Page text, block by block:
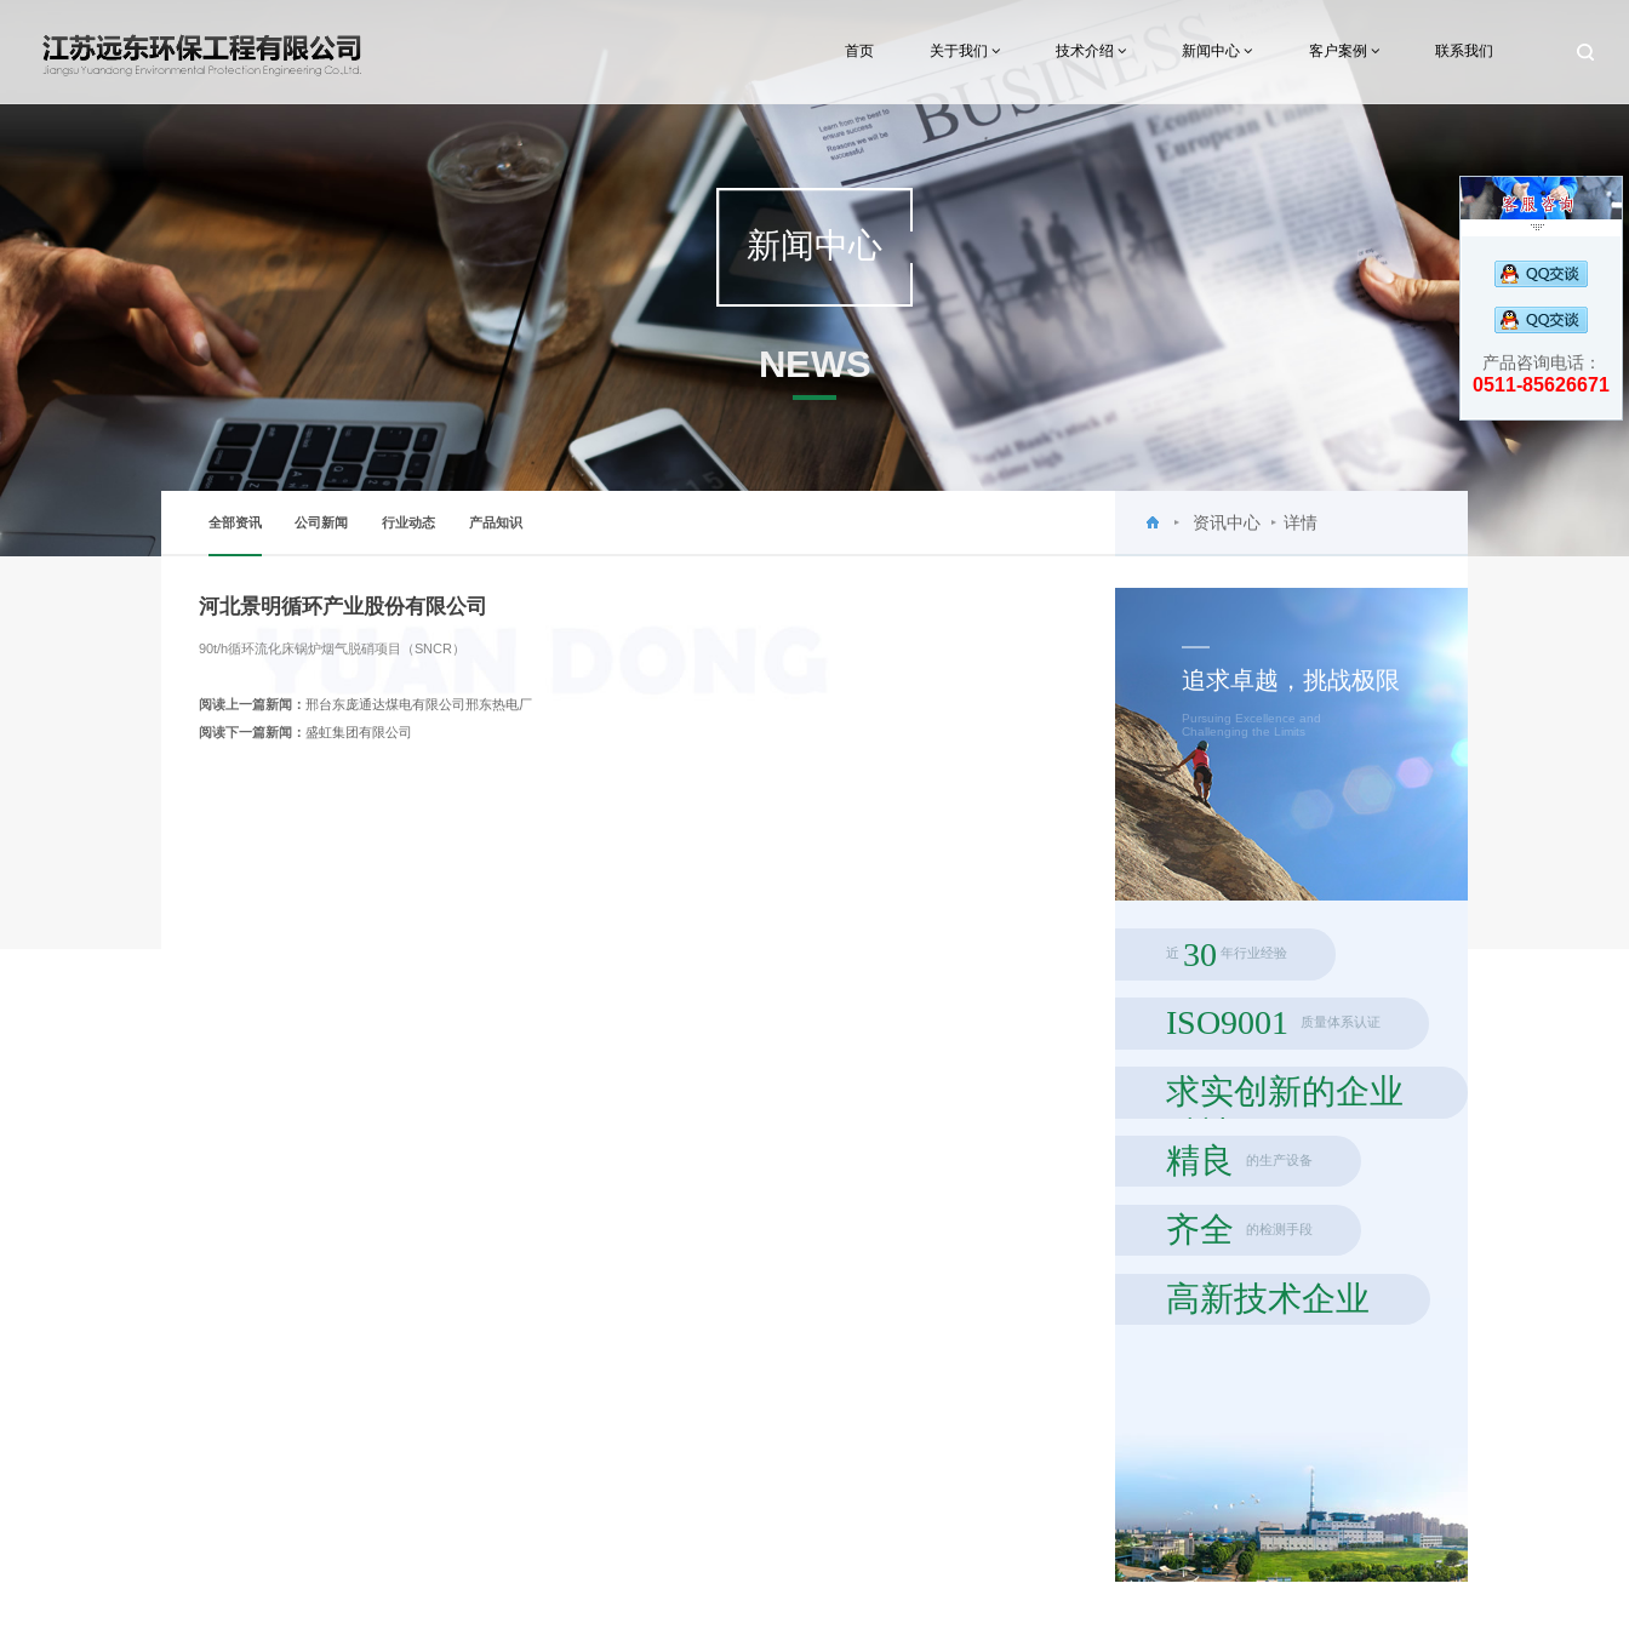
首页 关于我们 技术介绍 新闻中心 客户案例 联系我们
新闻中心
NEWS
全部资讯 公司新闻 行业动态 产品知识 资讯中心 详情
河北景明循环产业股份有限公司
90t/h循环流化床锅炉烟气脱硝项目（SNCR）
阅读上一篇新闻： 邢台东庞通达煤电有限公司邢东热电厂
阅读下一篇新闻： 盛虹集团有限公司
追求卓越，挑战极限
Pursuing Excellence and
Challenging the Limits
近 30 年行业经验
ISO9001 质量体系认证
求实创新的企业
精神
精良 的生产设备
齐全 的检测手段
高新技术企业
产品咨询电话：
0511-85626671